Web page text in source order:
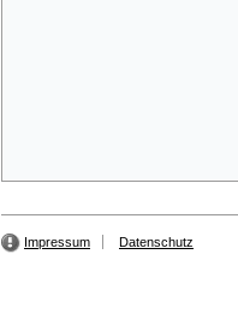
Impressum Datenschutz